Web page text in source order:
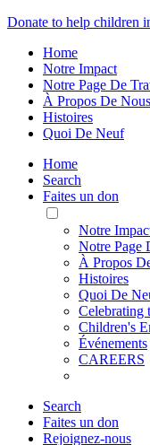
Donate to help children
Home
Notre Impact
Notre Page De
À Propos De Nous
Histoires
Quoi De Neuf
Home
Search
Faites un don
Toggle
Mobile
Menu
Notre
Notre Page
À Propos
Histoires
Quoi De
Celebrating
Children's
Événements
CAREERS
Search
Faites un don
Rejoignez-nous